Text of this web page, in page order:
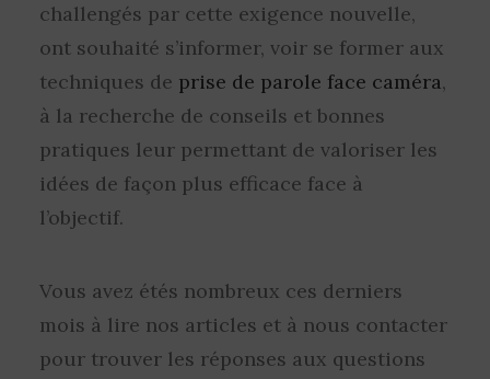
challengés par cette exigence nouvelle,
ont souhaité s’informer, voir se former aux
techniques de prise de parole face caméra,
à la recherche de conseils et bonnes
pratiques leur permettant de valoriser les
idées de façon plus efficace face à
l’objectif.
Vous avez étés nombreux ces derniers
mois à lire nos articles et à nous contacter
pour trouver les réponses aux questions